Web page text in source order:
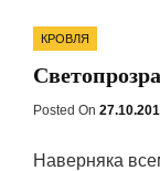
Categories
КРОВЛЯ
Posted On Posted
Наверняка